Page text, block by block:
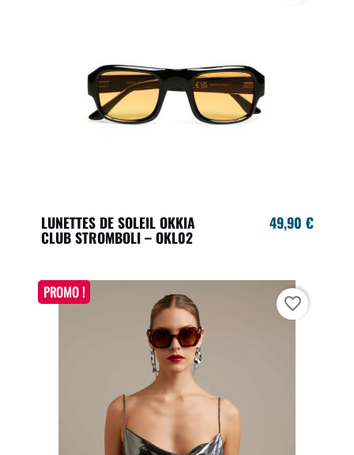
LUNETTES DE SOLEIL OKKIA
CLUB STROMBOLI – OKL02
49,90 €
PROMO !
favorite_border